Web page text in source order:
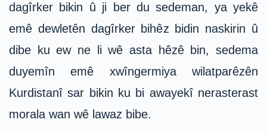
dagîrker bikin û ji ber du sedeman, ya yekê
emê dewletên dagîrker bihêz bidin naskirin û
dibe ku ew ne li wê asta hêzê bin, sedema
duyemîn emê xwîngermiya wilatparêzên
Kurdistanî sar bikin ku bi awayekî nerasterast
morala wan wê lawaz bibe.